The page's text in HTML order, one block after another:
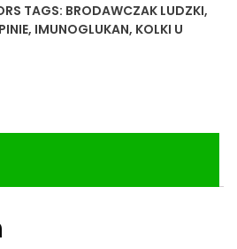
TAGS: BRODAWCZAK LUDZKI,
, IMUNOGLUKAN, KOLKI U